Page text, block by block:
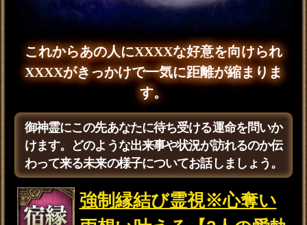
婚活不要※本物の縁のみ
結ぶ【あなたの結婚霊視
◆22項】伴侶/入籍日
会員価格2,420円(税込)
通常価格2,750円(税込)
三代続く相伝霊力“生涯暴
く神言降ろし”あなたの人
生25項◆幸/晩年
通常価格3,410円(税込)